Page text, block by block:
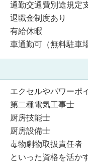
通勤交通費別途規定
退職金制度あり
有給休暇
車通勤可（無料駐車
エクセルやパワーポ
第二種電気工事士
厨房技能士
厨房設備士
毒物劇物取扱責任者
といった資格を活か